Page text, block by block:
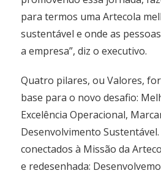
para termos uma Artecola
sustentável e onde as
a empresa”, diz o executivo.
Quatro pilares, ou Valores,
base para o novo desafio:
Excelência Operacional,
Desenvolvimento Sustentável.
conectados à Missão da
e redesenhada: